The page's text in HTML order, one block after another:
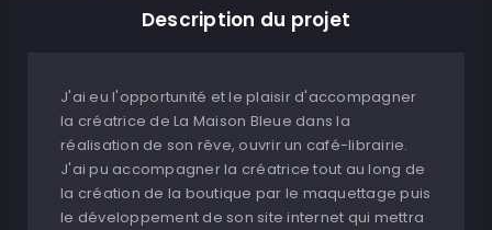
Description du projet
J'ai eu l'opportunité et le plaisir d'accompagner
la créatrice de La Maison Bleue dans la
réalisation de son rêve, ouvrir un café-librairie.
J'ai pu accompagner la créatrice tout au long de
la création de la boutique par le maquettage puis
le développement de son site internet qui mettra